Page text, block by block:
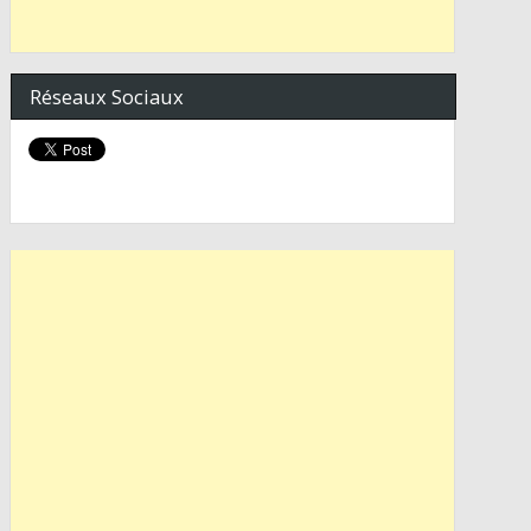
Réseaux Sociaux